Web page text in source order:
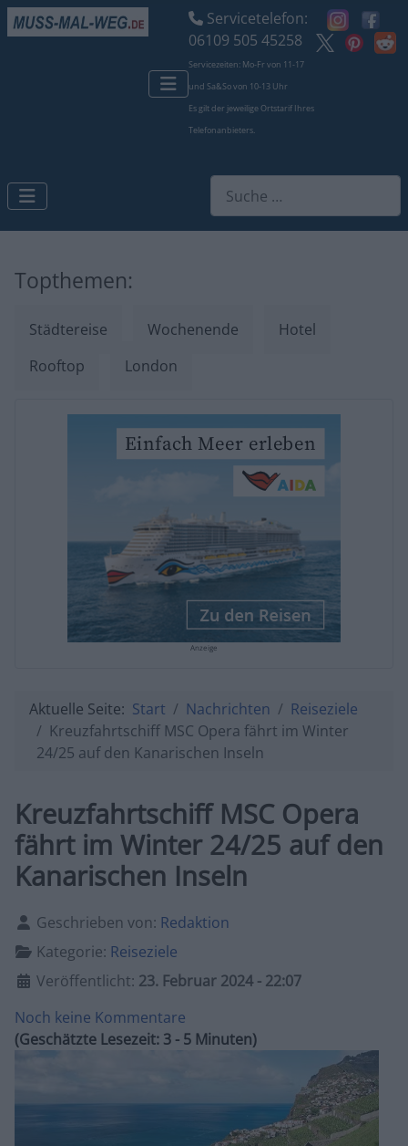
Servicetelefon:
06109 505 45258
Servicezeiten: Mo-Fr von 11-17
und Sa&So von 10-13 Uhr
Es gilt der jeweilige Ortstarif Ihres
Telefonanbieters.
Suchen
Topthemen:
Städtereise Wochenende
Hotel
Rooftop
London
Anzeige
Aktuelle Seite: Start Nachrichten
Reiseziele
Kreuzfahrtschiff MSC Opera fährt im Winter
24/25 auf den Kanarischen Inseln
Kreuzfahrtschiff MSC Opera
fährt im Winter 24/25 auf den
Kanarischen Inseln
Details
Geschrieben von: Redaktion
Kategorie: Reiseziele
Veröffentlicht: 23. Februar 2024 - 22:07
Noch keine Kommentare
(Geschätzte Lesezeit: 3 - 5 Minuten)